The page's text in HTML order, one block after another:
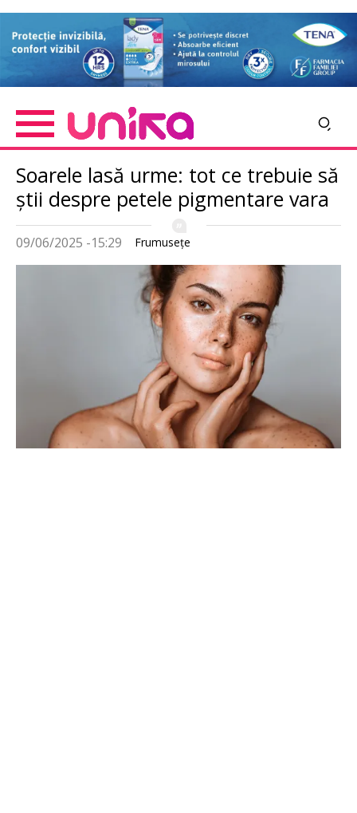
to
content
Soarele lasă urme: tot ce trebuie să
știi despre petele pigmentare vara
09/06/2025 -15:29 Frumuseţe